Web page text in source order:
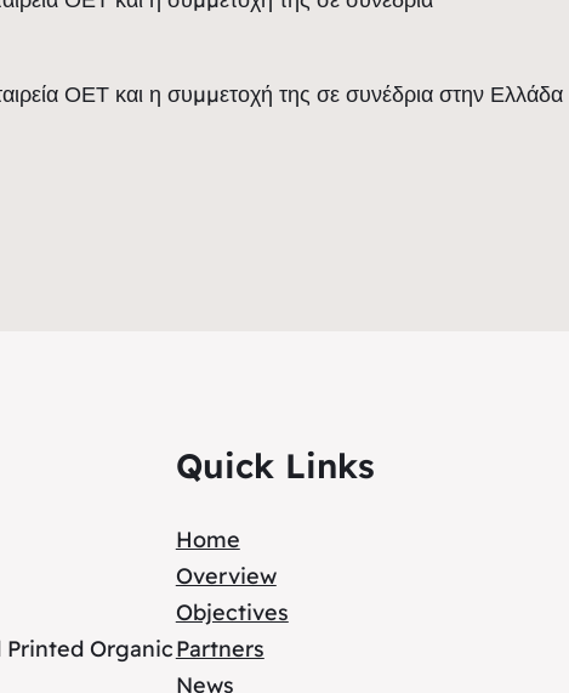
ΟΕΤ και η συμμετοχή της σε συνέδρια στην Ελλάδα
Organic
Quick Links
Home
Overview
Objectives
Partners
News